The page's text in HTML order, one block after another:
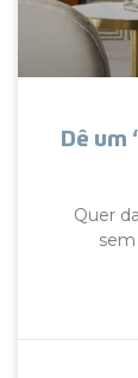
Dê um
Quer